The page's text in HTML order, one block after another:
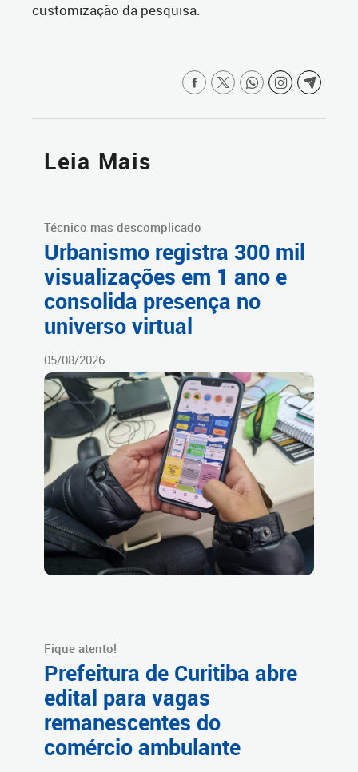
customização da pesquisa.
Leia Mais
Técnico mas descomplicado
Urbanismo registra 300 mil
visualizações em 1 ano e
consolida presença no
universo virtual
05/08/2026
Fique atento!
Prefeitura de Curitiba abre
edital para vagas
remanescentes do
comércio ambulante